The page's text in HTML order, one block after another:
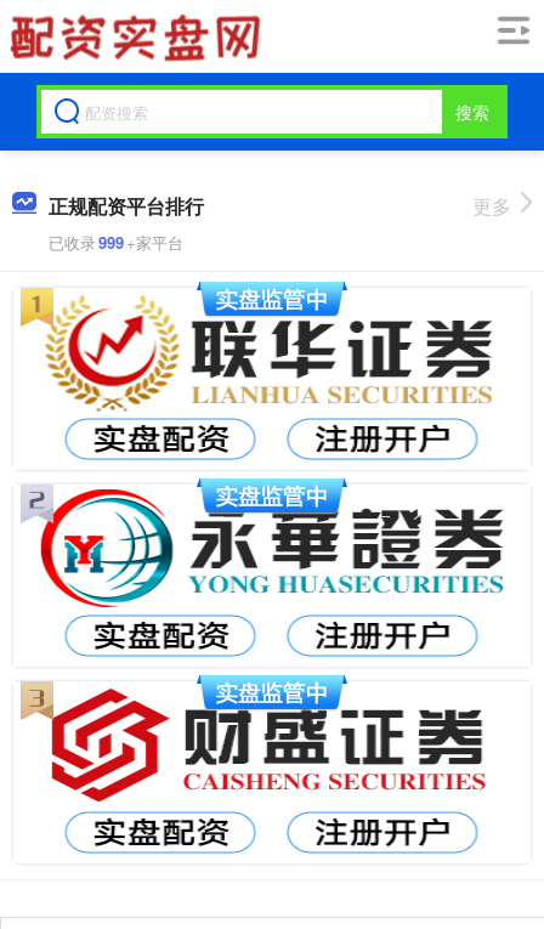
搜索
正规配资平台排行
已收录999+家平台
更多